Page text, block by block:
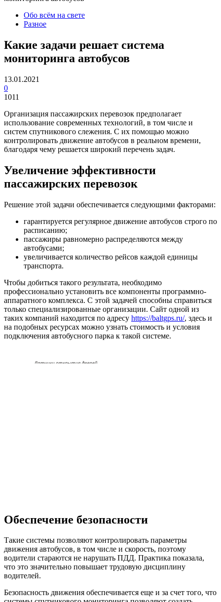
Обо всём на свете
Разное
Какие задачи решает система
мониторинга автобусов
13.01.2021
0
1011
Организация пассажирских перевозок предполагает
использование современных технологий, в том числе и
систем спутникового слежения. С их помощью можно
контролировать движение автобусов в реальном времени,
благодаря чему решается широкий перечень задач.
Увеличение эффективности
пассажирских перевозок
Решение этой задачи обеспечивается следующими факторами:
гарантируется регулярное движение автобусов строго по
расписанию;
пассажиры равномерно распределяются между
автобусами;
увеличивается количество рейсов каждой единицы
транспорта.
Чтобы добиться такого результата, необходимо
профессионально установить все компоненты программно-
аппаратного комплекса. С этой задачей способны справиться
только специализированные организации. Сайт одной из
таких компаний находится по адресу https://baltgps.ru/, здесь и
на подобных ресурсах можно узнать стоимость и условия
подключения автобусного парка к такой системе.
Обеспечение безопасности
Такие системы позволяют контролировать параметры
движения автобусов, в том числе и скорость, поэтому
водители стараются не нарушать ПДД. Практика показала,
что это значительно повышает трудовую дисциплину
водителей.
Безопасность движения обеспечивается еще и за счет того, что